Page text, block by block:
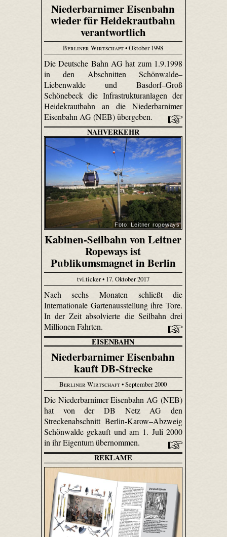
Niederbarnimer Eisenbahn
wieder für Heidekrautbahn
verantwortlich
Berliner Wirtschaft• Oktober 1998
Die Deutsche Bahn AG hat zum 1.9.1998
in den Abschnitten Schönwalde–
Liebenwalde und Basdorf–Groß
Schönebeck die Infrastrukturanlagen der
Heidekrautbahn an die Niederbarnimer
Eisenbahn AG (NEB) übergeben.
NAHVERKEHR
Foto: Leitner ropeways
Kabinen-Seilbahn von Leitner
Ropeways ist
Publikumsmagnet in Berlin
tvi.ticker • 17. Oktober 2017
Nach sechs Monaten schließt die
Internationale Gartenausstellung ihre Tore.
In der Zeit absolvierte die Seilbahn drei
Millionen Fahrten.
EISENBAHN
Niederbarnimer Eisenbahn
kauft DB-Strecke
Berliner Wirtschaft• September 2000
Die Niederbarnimer Eisenbahn AG (NEB)
hat von der DB Netz AG den
Streckenabschnitt Berlin-Karow–Abzweig
Schönwalde gekauft und am 1. Juli 2000
in ihr Eigentum übernommen.
REKLAME